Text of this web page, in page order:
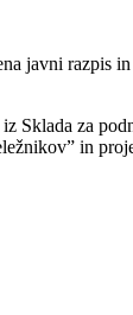
javni razpis
za
in